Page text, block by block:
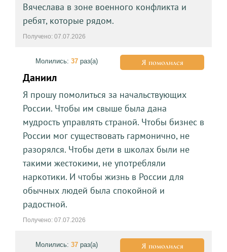
Вячеслава в зоне военного конфликта и
ребят, которые рядом.
Получено: 07.07.2026
Я помолился
Молились: 37раз(а)
Даниил
Я прошу помолиться за начальствующих
России. Чтобы им свыше была дана
мудрость управлять страной. Чтобы бизнес в
России мог существовать гармонично, не
разорялся. Чтобы дети в школах были не
такими жестокими, не употребляли
наркотики. И чтобы жизнь в России для
обычных людей была спокойной и
радостной.
Получено: 07.07.2026
Я помолился
Молились: 37раз(а)